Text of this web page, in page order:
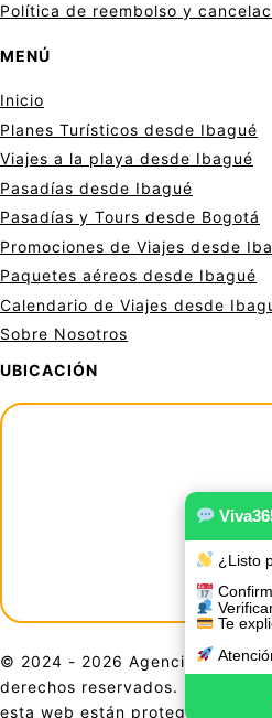
¿Listo
Te
Política de reembolso y
MENÚ
Inicio
Planes Turísticos desde Ibagué
Viajes a la playa desde Ibagué
Pasadías desde Ibagué
Pasadías y Tours desde Bogotá
Promociones de Viajes desde
Paquetes aéreos desde Ibagué
Calendario de Viajes desde
Sobre Nosotros
UBICACIÓN
© 2024 - 2026 Agencia De
derechos reservados. El
esta web están protegidos por